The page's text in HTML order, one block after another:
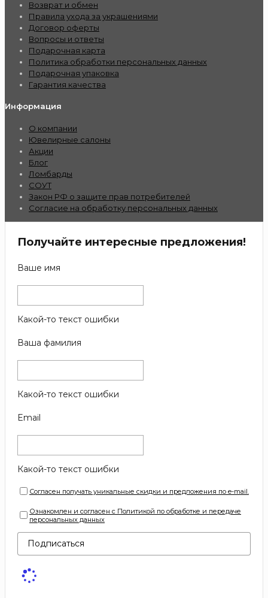
Возврат и обмен
Правила ухода за украшениями
Договор оферты
Вопросы и ответы
Подарочная карта
Политика обработки персональных данных
Подарочная упаковка
Гарантия качества
Информация
О компании
Ювелирные салоны
Акции
Блог
Ломбарды
СОУТ
Закон РФ о защите прав потребителей
Согласие на обработку персональных данных
Получайте интересные предложения!
Ваше имя
Какой-то текст ошибки
Ваша фамилия
Какой-то текст ошибки
Email
Какой-то текст ошибки
Согласен получать уникальные скидки и предложения по e-mail.
Ознакомлен и согласен с Политикой по обработке и передаче
персональных данных
Подписаться